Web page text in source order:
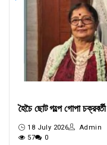
হৈচৈ ছোট গল্পে গোপা চক্রবর্তী
18 July 2026
Admin
57
0